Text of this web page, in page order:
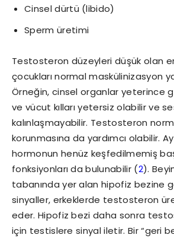
Cinsel dürtü (libido)
Sperm üretimi
Testosteron düzeyleri düşük olan
çocukları normal maskülinizasyon
Örneğin, cinsel organlar yeterince
ve vücut kılları yetersiz olabilir ve
kalınlaşmayabilir. Testosteron
korunmasına da yardımcı olabilir.
hormonun henüz keşfedilmemiş
fonksiyonları da bulunabilir (2).
tabanında yer alan hipofiz bezine
sinyaller, erkeklerde testosteron
eder. Hipofiz bezi daha sonra
için testislere sinyal iletir. Bir “geri